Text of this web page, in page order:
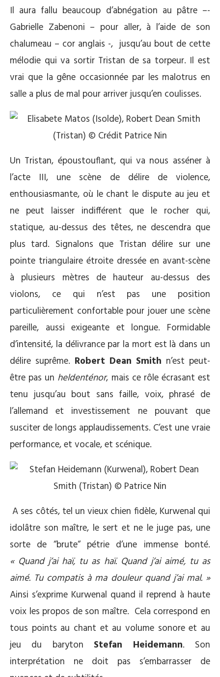
Il aura fallu beaucoup d’abnégation au pâtre –-
Gabrielle Zabenoni – pour aller, à l’aide de son
chalumeau – cor anglais -, jusqu’au bout de cette
mélodie qui va sortir Tristan de sa torpeur. Il est
vrai que la gêne occasionnée par les malotrus en
salle a plus de mal pour arriver jusqu’en coulisses.
Un Tristan, époustouflant, qui va nous asséner à
l’acte III, une scène de délire de violence,
enthousiasmante, où le chant le dispute au jeu et
ne peut laisser indifférent que le rocher qui,
statique, au-dessus des têtes, ne descendra que
plus tard. Signalons que Tristan délire sur une
pointe triangulaire étroite dressée en avant-scène
à plusieurs mètres de hauteur au-dessus des
violons, ce qui n’est pas une position
particulièrement confortable pour jouer une scène
pareille, aussi exigeante et longue. Formidable
d’intensité, la délivrance par la mort est là dans un
délire suprême. Robert Dean Smith n’est peut-
être pas un heldenténor, mais ce rôle écrasant est
tenu jusqu’au bout sans faille, voix, phrasé de
l’allemand et investissement ne pouvant que
susciter de longs applaudissements. C’est une vraie
performance, et vocale, et scénique.
A ses côtés, tel un vieux chien fidèle, Kurwenal qui
idolâtre son maître, le sert et ne le juge pas, une
sorte de “brute“ pétrie d’une immense bonté.
« Quand j’ai haï, tu as haï. Quand j’ai aimé, tu as
aimé. Tu compatis à ma douleur quand j’ai mal. »
Ainsi s’exprime Kurwenal quand il reprend à haute
voix les propos de son maître. Cela correspond en
tous points au chant et au volume sonore et au
jeu du baryton Stefan Heidemann. Son
interprétation ne doit pas s’embarrasser de